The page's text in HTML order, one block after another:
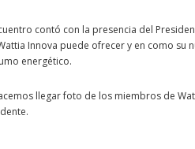
contó con la presencia del
Innova puede ofrecer y en como su
energético.
llegar foto de los miembros de